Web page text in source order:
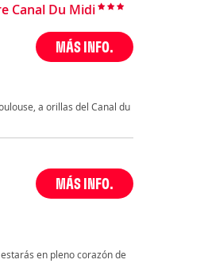
Canal Du Midi
MÁS INFO.
a orillas del Canal du
MÁS INFO.
en pleno corazón de